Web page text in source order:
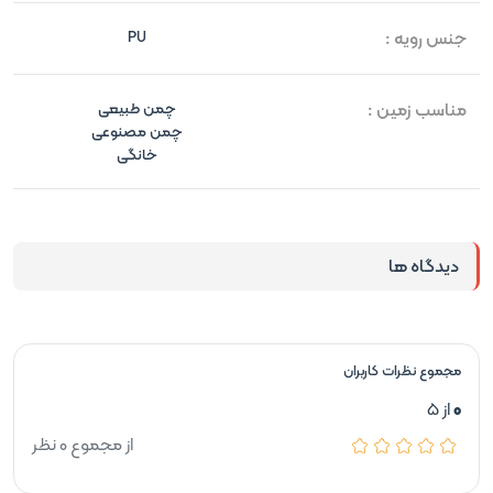
جنس رویه : PU
مناسب زمین :
چمن طبیعی
چمن مصنوعی
خانگی
دیدگاه ها
مجموع نظرات کاربران
0از 5
از مجموع 0 نظر